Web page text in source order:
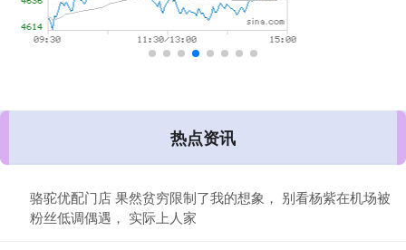
热点资讯
骆驼优配门店 果然贫穷限制了我的想象， 别看杨紫在机场被
粉丝低调偶遇， 实际上人家